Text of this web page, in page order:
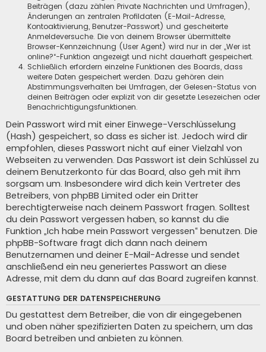
Beiträgen (dazu zählen Private Nachrichten und Umfragen),
Änderungen an zentralen Profildaten (E-Mail-Adresse,
Kontoaktivierung, Benutzer-Passwort) und gescheiterte
Anmeldeversuche. Die von deinem Browser übermittelte
Browser-Kennzeichnung (User Agent) wird nur in der „Wer ist
online?“-Funktion angezeigt und nicht dauerhaft gespeichert.
Schließlich erfordern einzelne Funktionen des Boards, dass
weitere Daten gespeichert werden. Dazu gehören dein
Abstimmungsverhalten bei Umfragen, der Gelesen-Status von
deinen Beiträgen oder explizit von dir gesetzte Lesezeichen oder
Benachrichtigungsfunktionen.
Dein Passwort wird mit einer Einwege-Verschlüsselung
(Hash) gespeichert, so dass es sicher ist. Jedoch wird dir
empfohlen, dieses Passwort nicht auf einer Vielzahl von
Webseiten zu verwenden. Das Passwort ist dein Schlüssel zu
deinem Benutzerkonto für das Board, also geh mit ihm
sorgsam um. Insbesondere wird dich kein Vertreter des
Betreibers, von phpBB Limited oder ein Dritter
berechtigterweise nach deinem Passwort fragen. Solltest
du dein Passwort vergessen haben, so kannst du die
Funktion „Ich habe mein Passwort vergessen“ benutzen. Die
phpBB-Software fragt dich dann nach deinem
Benutzernamen und deiner E-Mail-Adresse und sendet
anschließend ein neu generiertes Passwort an diese
Adresse, mit dem du dann auf das Board zugreifen kannst.
GESTATTUNG DER DATENSPEICHERUNG
Du gestattest dem Betreiber, die von dir eingegebenen
und oben näher spezifizierten Daten zu speichern, um das
Board betreiben und anbieten zu können.